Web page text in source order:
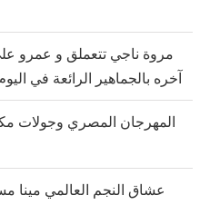
مروة ناجي تتعملق و عمرو
آخره بالجماهير الرائعة في
المهرجان المصري وجولات
عشاق النجم العالمي مينا